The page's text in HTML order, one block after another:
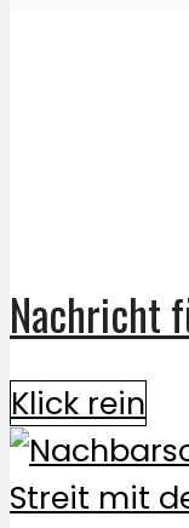
Nachricht
Klick rein